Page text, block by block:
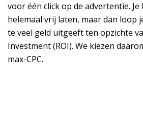
voor één click op de advertentie. Je
helemaal vrij laten, maar dan loop
te veel geld uitgeeft ten opzichte
Investment (ROI). We kiezen
max-CPC.